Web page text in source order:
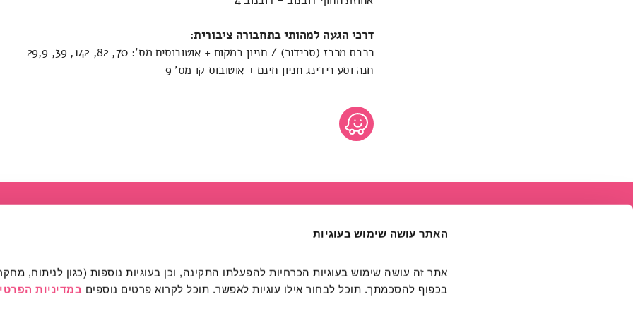
האתר עושה שימוש בעוגיות
בכפוף להסכמתך. תוכל לבחור אילו עוגיות לאפשר. תוכל לקרוא פרטים נוספים במדיניות
דרכי הגעה למהותי בתחבורה ציבורית:
רכבת מרכז (סבידור) / חניון במקום + אוטובוסים מס': 70, 82, 142, 39, 29,9
חנה וסע רידינג חניון חינם + אוטובוס קו מס' 9
מרחב מהותי הרשמה /